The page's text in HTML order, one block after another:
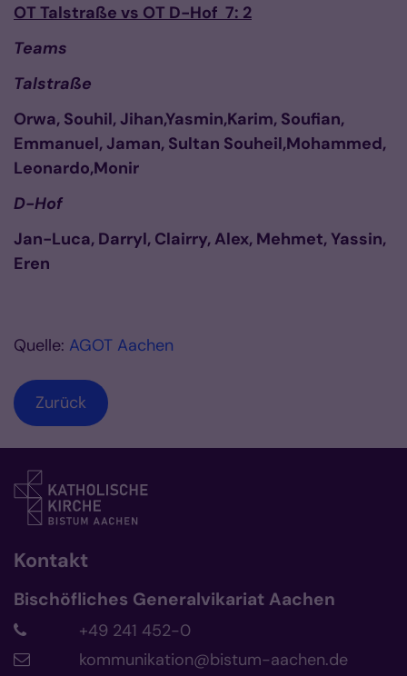
OT Talstraße vs OT D-Hof 7: 2
Teams
Talstraße
Orwa, Souhil, Jihan,Yasmin,Karim, Soufian,
Emmanuel, Jaman, Sultan Souheil,Mohammed,
Leonardo,Monir
D-Hof
Jan-Luca, Darryl, Clairry, Alex, Mehmet, Yassin,
Eren
Quelle: AGOT Aachen
Zurück
Kontakt
Bischöfliches Generalvikariat Aachen
+49 241 452-0
kommunikation@bistum-aachen.de